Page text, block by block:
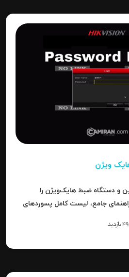
ویژن
و دستگاه ضبط هایک‌ویژن را
جامع، لیست کامل پسوردهای